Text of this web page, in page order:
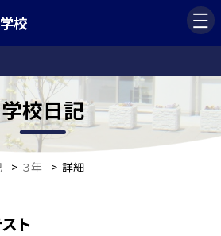
校
学校日記
> ３年 > 詳細
ト